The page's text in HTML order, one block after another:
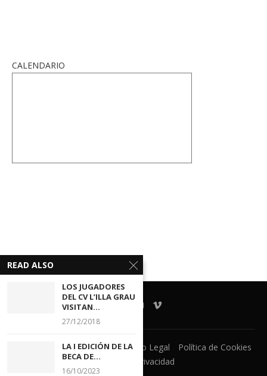
CALENDARIO
Ventanilla Unica CECOVA Aviso Legal
Política de Cookies
Política de Privacidad
READ ALSO
LOS JUGADORES
DEL CV L’ILLA GRAU
VISITAN...
27/12/2018
LA I EDICIÓN DE LA
BECA DE...
16/10/2023